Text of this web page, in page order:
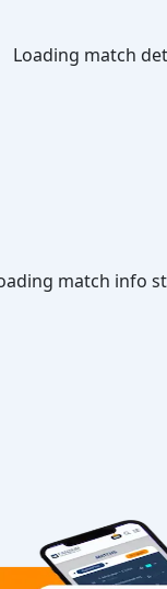
Loading match
match info